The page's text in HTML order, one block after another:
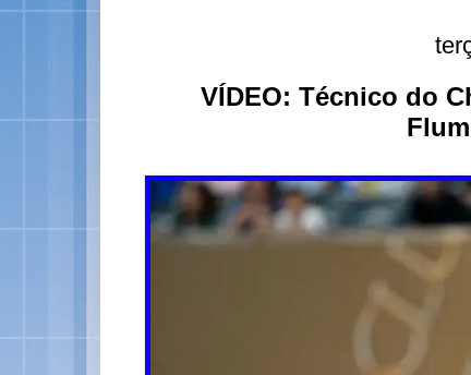
VÍDEO: Técnico do